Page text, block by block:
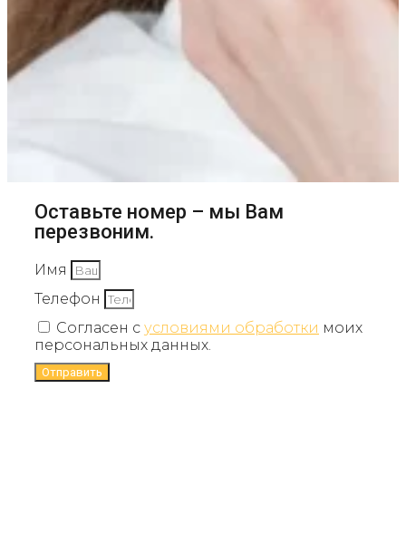
Оставьте номер – мы Вам
перезвоним.
Имя
Телефон
Согласен с условиями обработки моих
персональных данных.
Отправить